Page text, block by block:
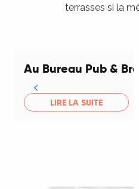
terrasses si la
Au Bureau Pub &
LIRE LA SUITE
Liste des